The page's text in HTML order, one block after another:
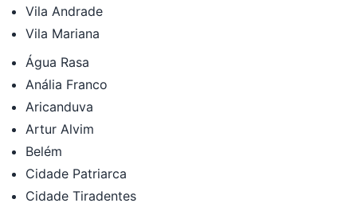
Vila Andrade
Vila Mariana
Água Rasa
Anália Franco
Aricanduva
Artur Alvim
Belém
Cidade Patriarca
Cidade Tiradentes